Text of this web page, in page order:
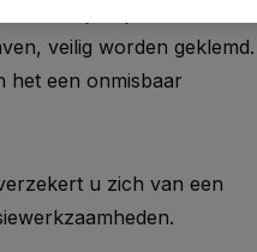
Dankzij de prismabekken
veilig worden geklemd.
het een onmisbaar
u zich van een